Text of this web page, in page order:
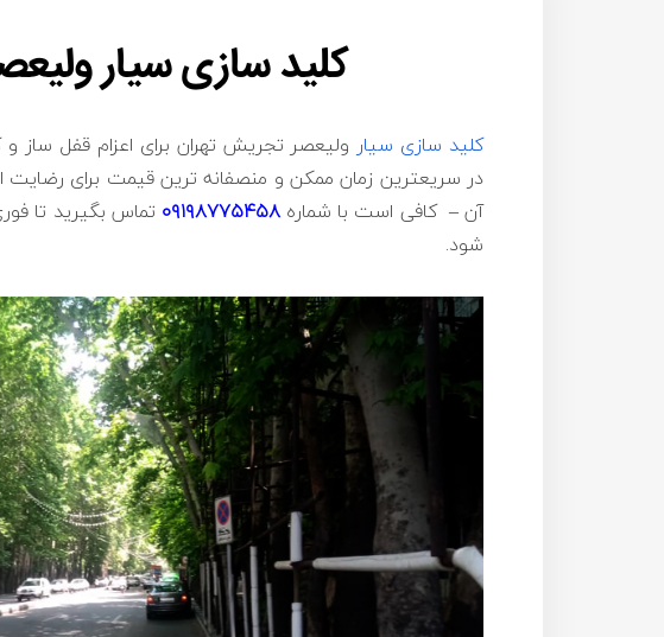
کلید سازی سیار
کلید سازی سیار ولیعصر تجریش تهران برای اعزام قفل ساز
در سریعترین زمان ممکن و منصفانه ترین قیمت برای
آن – کافی است با شماره۰۹۱۹۸۷۷۵۴۵۸ تماس بگیرید تا
شود.